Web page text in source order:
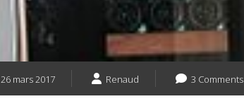
26 mars 2017 Renaud 3 Comments